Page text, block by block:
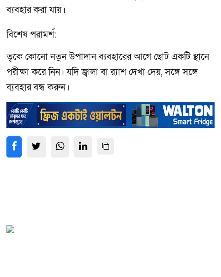
ব্যবহার করা যায়।
বিশেষ পরামর্শ:
ত্বকে কোনো নতুন উপাদান ব্যবহারের আগে ছোট একটি স্থানে
পরীক্ষা করে নিন। যদি জ্বালা বা র‍্যাশ দেখা দেয়, সঙ্গে সঙ্গে
ব্যবহার বন্ধ করুন।